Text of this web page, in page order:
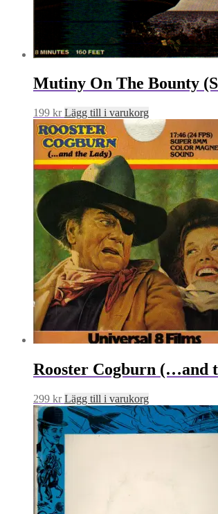
Mutiny On The Bounty
199 kr Lägg till i varukorg
Rooster Cogburn (…and
299 kr Lägg till i varukorg